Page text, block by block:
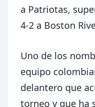
a Patriotas,
4-2 a Boston
Uno de los
equipo
delantero que
torneo y que ha